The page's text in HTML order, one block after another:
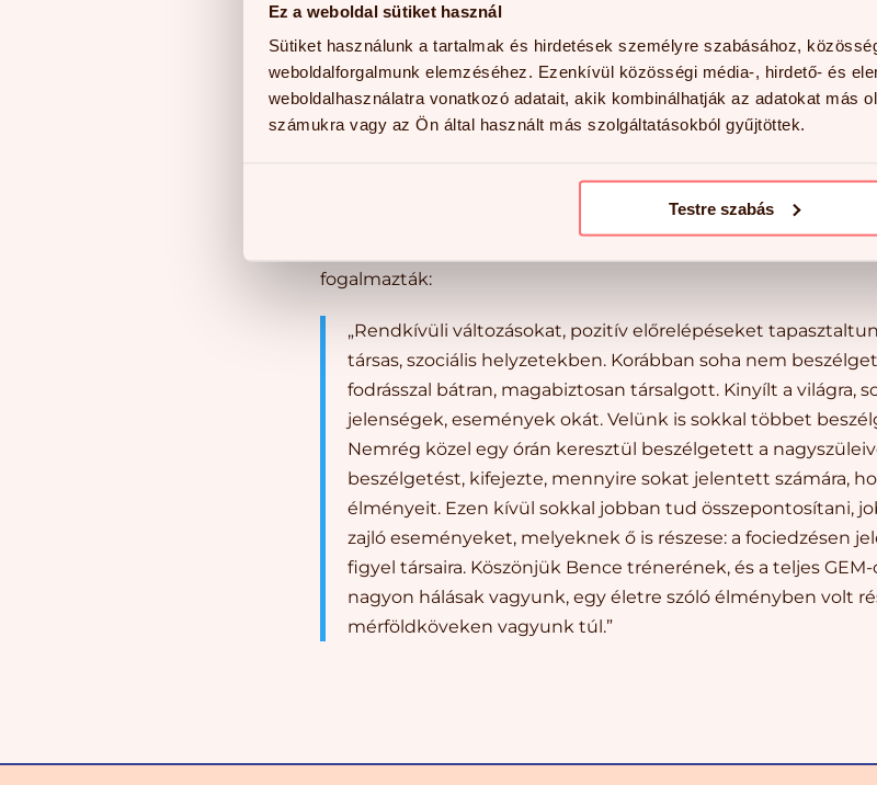
Ez a weboldal sütiket használ
Sütiket használunk a tartalmak és hirdetések személyre szabásához,
weboldalforgalmunk elemzéséhez. Ezenkívül közösségi média-, hirdető- és
weboldalhasználatra vonatkozó adatait, akik kombinálhatják az adatokat más
számukra vagy az Ön által használt más szolgáltatásokból gyűjtöttek.
Testre szabás
kétéves lemaradást mutatott. Ezek mellett a figyelem
jelentett Bencének.
A 120 órás program után a képességei összesítve 2,6 éves
növekedést ért el. Emellett a munkamemóriája is utolérte a
a számokból is látható, Bence képességei jelentősen
fogalmazták:
„Rendkívüli változásokat, pozitív előrelépéseket
társas, szociális helyzetekben. Korábban soha nem
fodrásszal bátran, magabiztosan társalgott. Kinyílt a világra,
jelenségek, események okát. Velünk is sokkal többet
Nemrég közel egy órán keresztül beszélgetett a
beszélgetést, kifejezte, mennyire sokat jelentett számára,
élményeit. Ezen kívül sokkal jobban tud összepontosítani,
zajló eseményeket, melyeknek ő is részese: a fociedzésen
figyel társaira. Köszönjük Bence trénerének, és a teljes
nagyon hálásak vagyunk, egy életre szóló élményben volt
mérföldköveken vagyunk túl.”